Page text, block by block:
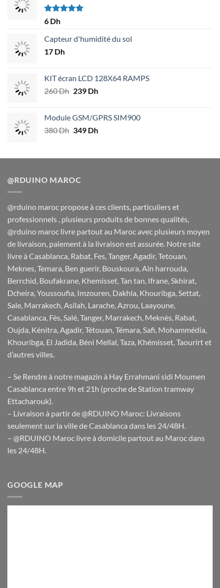
Note
6 Dh
Capteur d'humidité du sol
17 Dh
KIT écran LCD 128X64 RAMPS
260Dh Le
était :
260 Dh.
239 DhLe
est :
239 Dh.
Module GSM/GPRS SIM900
380Dh Le
était :
349 DhLe
est :
@RDUINO MAROC
@rduino maroc propose à ces clients, particuliers et
professionnels , plusieurs produits de bonnes qualités,
@rduino maroc livre partout au Maroc avec plusieurs moyen
de livraison, paiement à la livraison est assurée. Notre site
livre à Casablanca, Rabat, Fes, Tanger, Agadir, Tetouan,
Meknes, Temara, Ben guerir, Bouskoura, Ain harrouda,
Berrchid, Boufakrane, Khemisset, Tan tan, Ifrane, Skhirat,
Dcheira, Youssoufia, Imzouren, Dakhla, Khouribga, Settat,
Sale, Marrakech, Asilah, Larache, Azrou, Laayoune,
Casablanca, Fès, Salé, Tanger, Marrakech, Meknès, Rabat,
Oujda, Kénitra, Agadir, Tétouan, Témara, Safi, Mohammédia,
Khouribga, El Jadida, Béni Mellal, Taza, Khémisset, Taourirt et
d’autres villes.
– Se Rendre à notre magazin à Hay Errahmani sidi Moumen
Casablanca entre 9h et 21h (proche de Station tramway
Ettacharouk).
– Livraison à partir de @RDUINO Maroc: Livraisons
seulement sur la ville de Casablanca dans les 24/48H.
– @RDUINO Maroc livre à domicile partout au Maroc dans
les 24/48H.
GOOGLE MAP